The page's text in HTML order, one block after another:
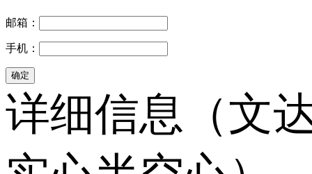
邮箱：
手机：
详细信息（文